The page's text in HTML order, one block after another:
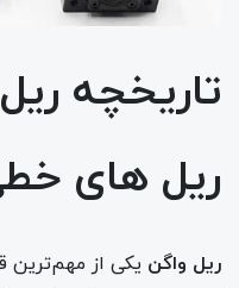
تاریخچه
ریل های
ریل واگن یکی از